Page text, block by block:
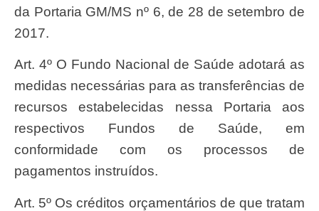
da Portaria GM/MS nº 6, de 28 de setembro de
2017.
Art. 4º O Fundo Nacional de Saúde adotará as
medidas necessárias para as transferências de
recursos estabelecidas nessa Portaria aos
respectivos Fundos de Saúde, em
conformidade com os processos de
pagamentos instruídos.
Art. 5º Os créditos orçamentários de que tratam